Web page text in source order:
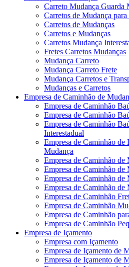
Carreto Mudança Guarda
Carretos de Mudança
Carretos de Mudanças
Carretos e Mudanças
Carretos Mudança
Fretes Carretos Mudanças
Mudança Carreto
Mudança Carreto Frete
Mudança Carretos e
Mudanças e Carretos
Empresa de Caminhão de
Empresa de Caminhão
Empresa de Caminhão
Empresa de Caminhão
Interestadual
Empresa de Caminhão de
Mudança
Empresa de Caminhão de
Empresa de Caminhão de
Empresa de Caminhão de
Empresa de Caminhão de
Empresa de Caminhão
Empresa de Caminhão
Empresa de Caminhão
Empresa de Caminhão
Empresa de Içamento
Empresa com Içamento
Empresa de Içamento de
Empresa de Içamento de